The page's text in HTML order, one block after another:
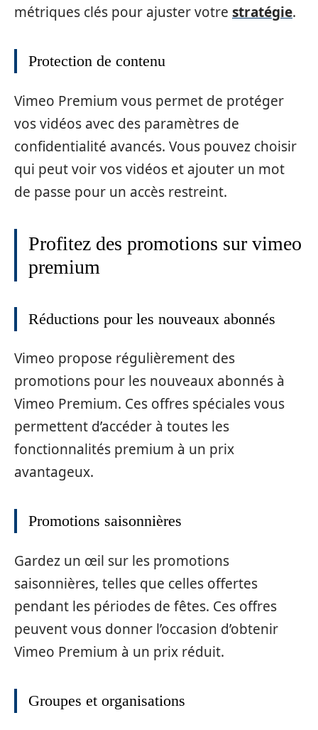
métriques clés pour ajuster votre stratégie.
Protection de contenu
Vimeo Premium vous permet de protéger
vos vidéos avec des paramètres de
confidentialité avancés. Vous pouvez choisir
qui peut voir vos vidéos et ajouter un mot
de passe pour un accès restreint.
Profitez des promotions sur vimeo
premium
Réductions pour les nouveaux abonnés
Vimeo propose régulièrement des
promotions pour les nouveaux abonnés à
Vimeo Premium. Ces offres spéciales vous
permettent d’accéder à toutes les
fonctionnalités premium à un prix
avantageux.
Promotions saisonnières
Gardez un œil sur les promotions
saisonnières, telles que celles offertes
pendant les périodes de fêtes. Ces offres
peuvent vous donner l’occasion d’obtenir
Vimeo Premium à un prix réduit.
Groupes et organisations